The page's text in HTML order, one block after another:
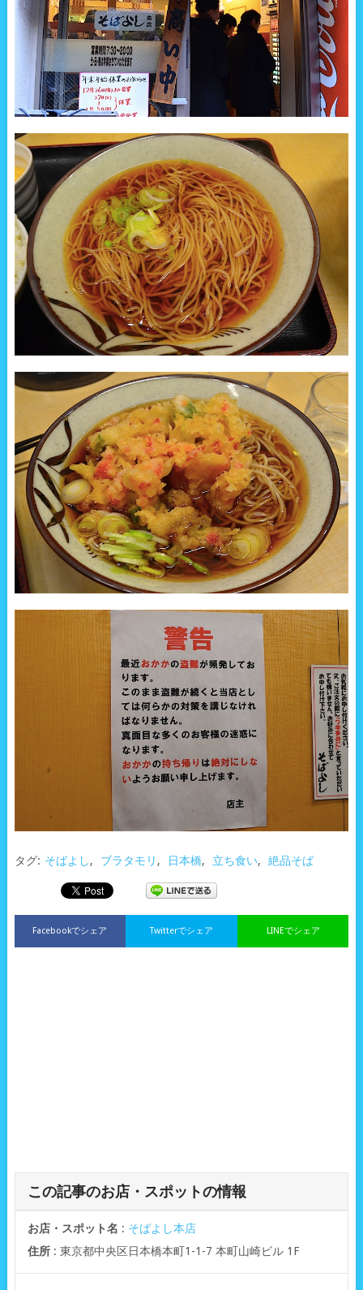
タグ: そばよし, ブラタモリ , 日本橋, 立ち食い, 絶品そば
Facebookでシェア LINEでシェア
Twitterでシェア
この記事のお店・スポットの情報
お店・スポット名 : そばよし本店
住所: 東京都中央区日本橋本町1-1-7 本町山崎ビル 1F